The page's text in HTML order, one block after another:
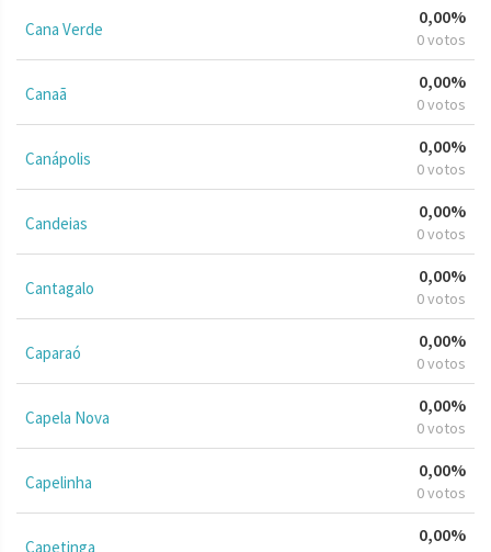
Cana Verde
0,00%
0 votos
Canaã
0,00%
0 votos
Canápolis
0,00%
0 votos
Candeias
0,00%
0 votos
Cantagalo
0,00%
0 votos
Caparaó
0,00%
0 votos
Capela Nova
0,00%
0 votos
Capelinha
0,00%
0 votos
Capetinga
0,00%